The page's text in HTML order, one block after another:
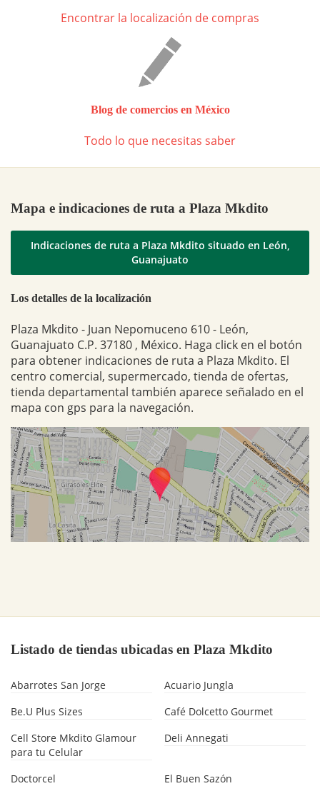
Encontrar la localización de compras
Blog de comercios en México
Todo lo que necesitas saber
Mapa e indicaciones de ruta a Plaza Mkdito
Indicaciones de ruta a Plaza Mkdito situado en León,
Guanajuato
Los detalles de la localización
Plaza Mkdito - Juan Nepomuceno 610 - León,
Guanajuato C.P. 37180 , México. Haga click en el botón
para obtener indicaciones de ruta a Plaza Mkdito. El
centro comercial, supermercado, tienda de ofertas,
tienda departamental también aparece señalado en el
mapa con gps para la navegación.
Listado de tiendas ubicadas en Plaza Mkdito
Abarrotes San Jorge
Acuario Jungla
Be.U Plus Sizes
Café Dolcetto Gourmet
Cell Store Mkdito Glamour
para tu Celular
Deli Annegati
Doctorcel
El Buen Sazón